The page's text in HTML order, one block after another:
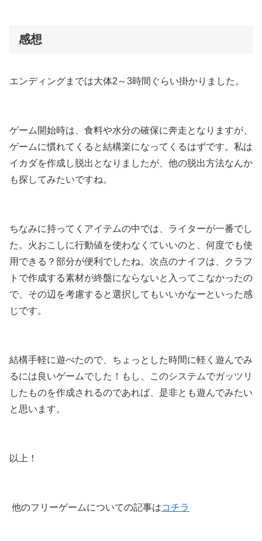
感想
エンディングまでは大体2～3時間ぐらい掛かりました。
ゲーム開始時は、食料や水分の確保に奔走となりますが、
ゲームに慣れてくると結構楽になってくるはずです。私は
イカダを作成し脱出となりましたが、他の脱出方法なんか
も探してみたいですね。
ちなみに持ってくアイテムの中では、ライターが一番でし
た。火おこしに行動値を使わなくていいのと、何度でも使
用できる？部分が便利でしたね。次点のナイフは、クラフ
トで作成する素材が終盤にならないと入ってこなかったの
で、その辺を考慮すると選択してもいいかなーといった感
じです。
結構手軽に遊べたので、ちょっとした時間に軽く遊んでみ
るには良いゲームでした！もし、このシステムでガッツリ
したものを作成されるのであれば、是非とも遊んでみたい
と思います。
以上！
他のフリーゲームについての記事はコチラ